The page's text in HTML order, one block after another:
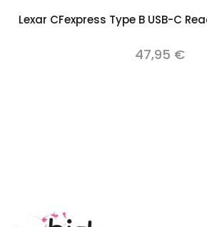
Lexar CFexpress Type B USB-C
47,95 €